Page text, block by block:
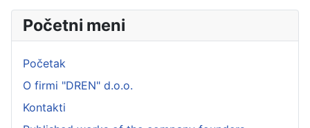
Početni meni
Početak
O firmi "DREN" d.o.o.
Kontakti